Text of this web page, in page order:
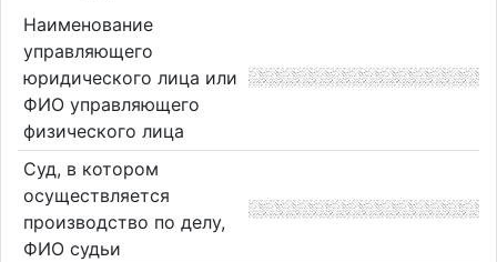
Наименование
управляющего
юридического лица или
ФИО управляющего
физического лица
Суд, в котором
осуществляется
производство по делу,
ФИО судьи